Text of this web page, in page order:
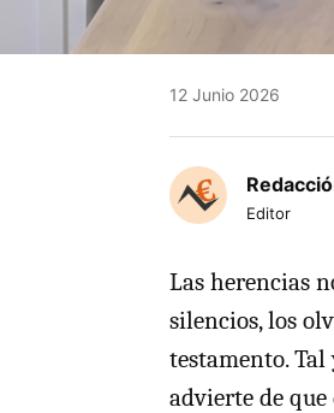
12 Junio 2026
Editor
Las herencias
silencios, los
testamento. Tal
advierte de